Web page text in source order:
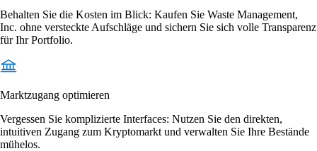
Behalten Sie die Kosten im Blick: Kaufen Sie Waste Management,
Inc. ohne versteckte Aufschläge und sichern Sie sich volle Transparenz
für Ihr Portfolio.
Marktzugang optimieren
Vergessen Sie komplizierte Interfaces: Nutzen Sie den direkten,
intuitiven Zugang zum Kryptomarkt und verwalten Sie Ihre Bestände
mühelos.